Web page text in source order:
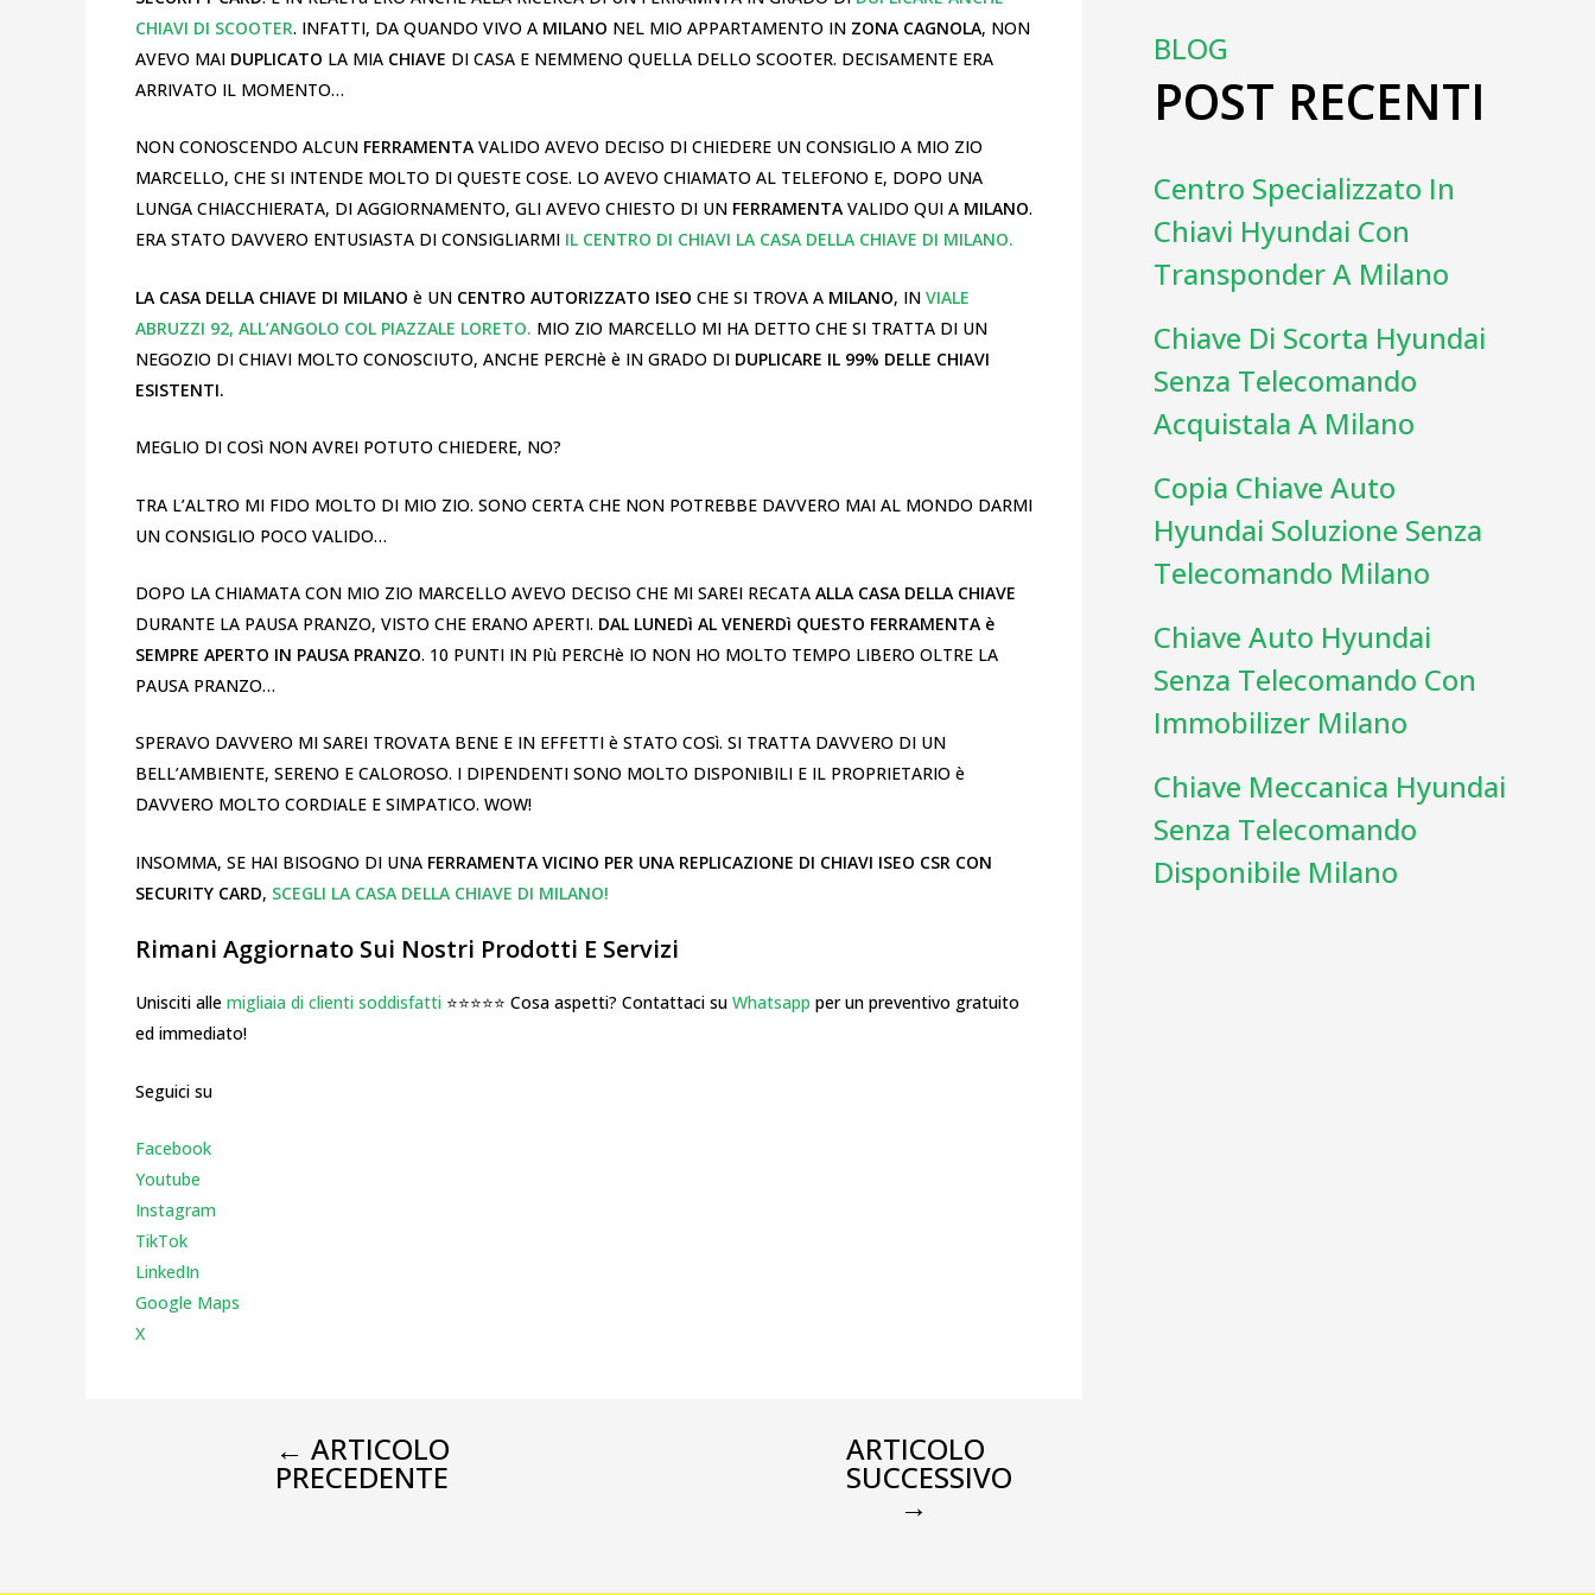
CHIAVI DI SCOOTER. INFATTI, DA QUANDO VIVO A MILANO NEL MIO APPARTAMENTO IN ZONA CAGNOLA, NON
AVEVO MAI DUPLICATO LA MIA CHIAVE DI CASA E NEMMENO QUELLA DELLO SCOOTER. DECISAMENTE ERA
ARRIVATO IL MOMENTO…
NON CONOSCENDO ALCUN FERRAMENTA VALIDO AVEVO DECISO DI CHIEDERE UN CONSIGLIO A MIO ZIO
MARCELLO, CHE SI INTENDE MOLTO DI QUESTE COSE. LO AVEVO CHIAMATO AL TELEFONO E, DOPO UNA
LUNGA CHIACCHIERATA, DI AGGIORNAMENTO, GLI AVEVO CHIESTO DI UN FERRAMENTA VALIDO QUI A MILANO.
ERA STATO DAVVERO ENTUSIASTA DI CONSIGLIARMI IL CENTRO DI CHIAVI LA CASA DELLA CHIAVE DI MILANO.
LA CASA DELLA CHIAVE DI MILANO è UN CENTRO AUTORIZZATO ISEO CHE SI TROVA A MILANO, IN VIALE
ABRUZZI 92, ALL’ANGOLO COL PIAZZALE LORETO. MIO ZIO MARCELLO MI HA DETTO CHE SI TRATTA DI UN
NEGOZIO DI CHIAVI MOLTO CONOSCIUTO, ANCHE PERCHè è IN GRADO DI DUPLICARE IL 99% DELLE CHIAVI
ESISTENTI.
MEGLIO DI COSì NON AVREI POTUTO CHIEDERE, NO?
TRA L’ALTRO MI FIDO MOLTO DI MIO ZIO. SONO CERTA CHE NON POTREBBE DAVVERO MAI AL MONDO DARMI
UN CONSIGLIO POCO VALIDO…
DOPO LA CHIAMATA CON MIO ZIO MARCELLO AVEVO DECISO CHE MI SAREI RECATA ALLA CASA DELLA CHIAVE
DURANTE LA PAUSA PRANZO, VISTO CHE ERANO APERTI. DAL LUNEDì AL VENERDì QUESTO FERRAMENTA è
SEMPRE APERTO IN PAUSA PRANZO. 10 PUNTI IN PIù PERCHè IO NON HO MOLTO TEMPO LIBERO OLTRE LA
PAUSA PRANZO…
SPERAVO DAVVERO MI SAREI TROVATA BENE E IN EFFETTI è STATO COSì. SI TRATTA DAVVERO DI UN
BELL’AMBIENTE, SERENO E CALOROSO. I DIPENDENTI SONO MOLTO DISPONIBILI E IL PROPRIETARIO è
DAVVERO MOLTO CORDIALE E SIMPATICO. WOW!
INSOMMA, SE HAI BISOGNO DI UNA FERRAMENTA VICINO PER UNA REPLICAZIONE DI CHIAVI ISEO CSR CON
SECURITY CARD, SCEGLI LA CASA DELLA CHIAVE DI MILANO!
Rimani Aggiornato Sui Nostri Prodotti E Servizi
Unisciti alle migliaia di clienti soddisfatti ⭐⭐⭐⭐⭐ Cosa aspetti? Contattaci su Whatsapp per un preventivo gratuito
ed immediato!
Seguici su
Facebook
Youtube
Instagram
TikTok
LinkedIn
Google Maps
X
← ARTICOLO
PRECEDENTE
ARTICOLO
SUCCESSIVO
→
BLOG
POST RECENTI
Centro Specializzato In
Chiavi Hyundai Con
Transponder A Milano
Chiave Di Scorta Hyundai
Senza Telecomando
Acquistala A Milano
Copia Chiave Auto
Hyundai Soluzione Senza
Telecomando Milano
Chiave Auto Hyundai
Senza Telecomando Con
Immobilizer Milano
Chiave Meccanica Hyundai
Senza Telecomando
Disponibile Milano